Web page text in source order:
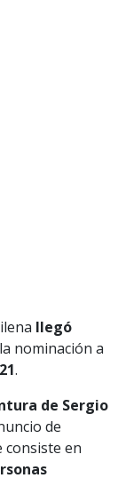
llegó
nominación a
.
de Sergio
de
consiste en